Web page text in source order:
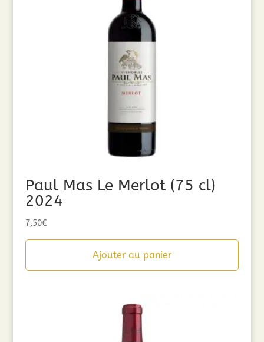
Paul Mas Le Merlot (75 cl)
2024
7,50€
Ajouter au panier